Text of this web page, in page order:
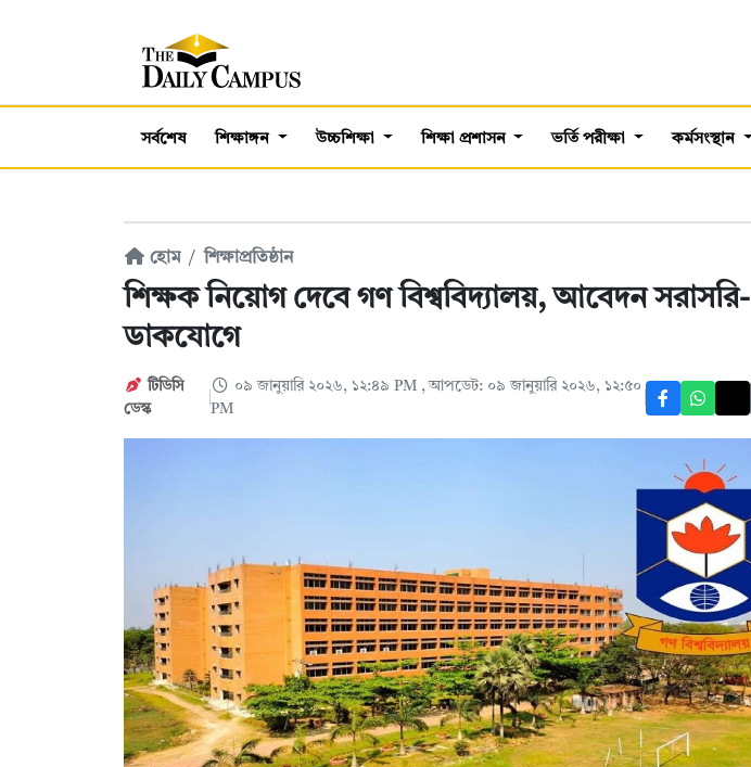
সর্বশেষ শিক্ষাঙ্গন উচ্চশিক্ষা শিক্ষা প্রশাসন ভর্তি পরীক্ষা কর্মসংস্থান
হোম শিক্ষাপ্রতিষ্ঠান
শিক্ষক নিয়োগ দেবে গণ বিশ্ববিদ্যালয়, আবেদন সরাসরি-
ডাকযোগে
টিডিসি
ডেস্ক
০৯ জানুয়ারি ২০২৬, ১২:৪৯ PM , আপডেট: ০৯ জানুয়ারি ২০২৬, ১২:৫০
PM